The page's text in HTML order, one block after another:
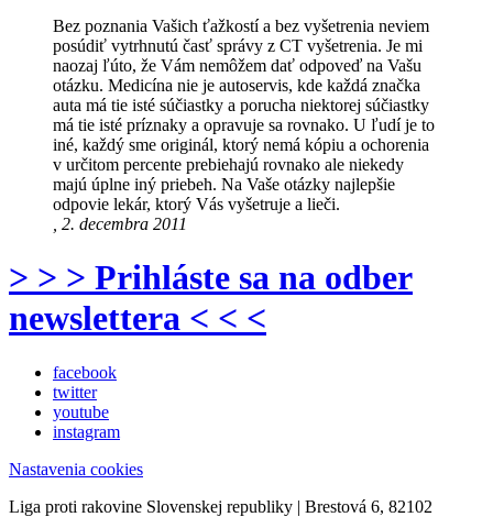
Bez poznania Vašich ťažkostí a bez vyšetrenia neviem
posúdiť vytrhnutú časť správy z CT vyšetrenia. Je mi
naozaj ľúto, že Vám nemôžem dať odpoveď na Vašu
otázku. Medicína nie je autoservis, kde každá značka
auta má tie isté súčiastky a porucha niektorej súčiastky
má tie isté príznaky a opravuje sa rovnako. U ľudí je to
iné, každý sme originál, ktorý nemá kópiu a ochorenia
v určitom percente prebiehajú rovnako ale niekedy
majú úplne iný priebeh. Na Vaše otázky najlepšie
odpovie lekár, ktorý Vás vyšetruje a lieči.
, 2. decembra 2011
> > > Prihláste sa na odber
newslettera < < <
facebook
twitter
youtube
instagram
Nastavenia cookies
Liga proti rakovine Slovenskej republiky | Brestová 6, 82102